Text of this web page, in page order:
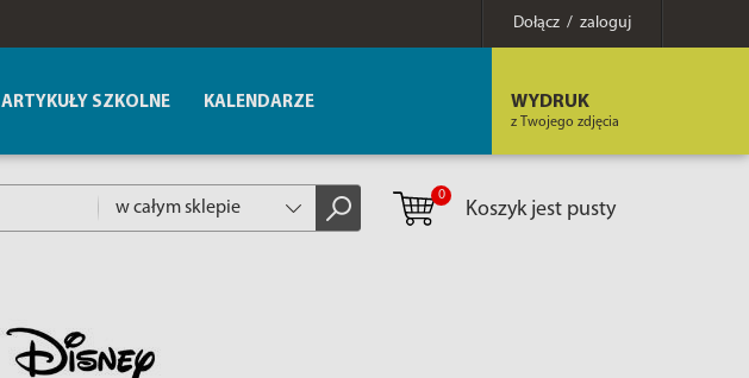
Dołącz / zaloguj
WYDRUK
z Twojego zdjęcia
w całym sklepie
0
Koszyk jest pusty
ARTYKUŁY SZKOLNE KALENDARZE